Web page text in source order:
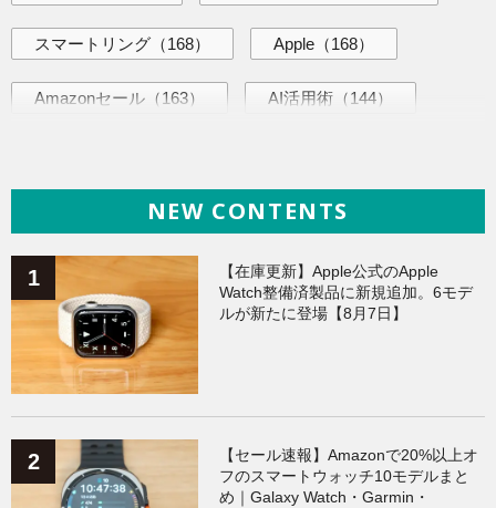
スマートリング （168） Apple （168）
Amazonセール （163） AI活用術 （144）
（138） ガジェット（135）
Galaxy（134） ワークアウト （131）
AppleWatchアクセサリー（124） Fitbit （121）
Xiaomi（118）
NEW CONTENTS
【在庫更新】Apple公式のApple
Watch整備済製品に新規追加。6モデ
ルが新たに登場【8月7日】
【セール速報】Amazonで20%以上オ
フのスマートウォッチ10モデルまと
め｜Galaxy Watch・Garmin・